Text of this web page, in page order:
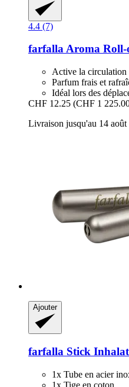
4.4 (7)
farfallaAroma Roll-​
Active la circulation
Parfum frais et
Idéal lors des
CHF 12.25 (CHF 1
Livraison jusqu'au 14 août
Ajouter
farfalla Stick
1x Tube en acier
1x Tige en coton